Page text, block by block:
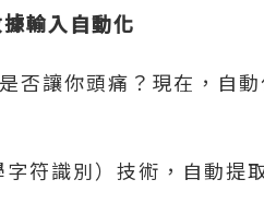
輸入自動化
否讓你頭痛？現在，自
字符識別）技術，自動